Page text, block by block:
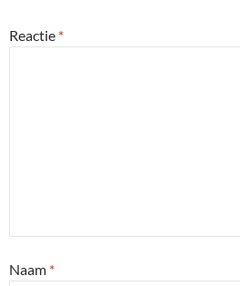
Reactie *
Naam *